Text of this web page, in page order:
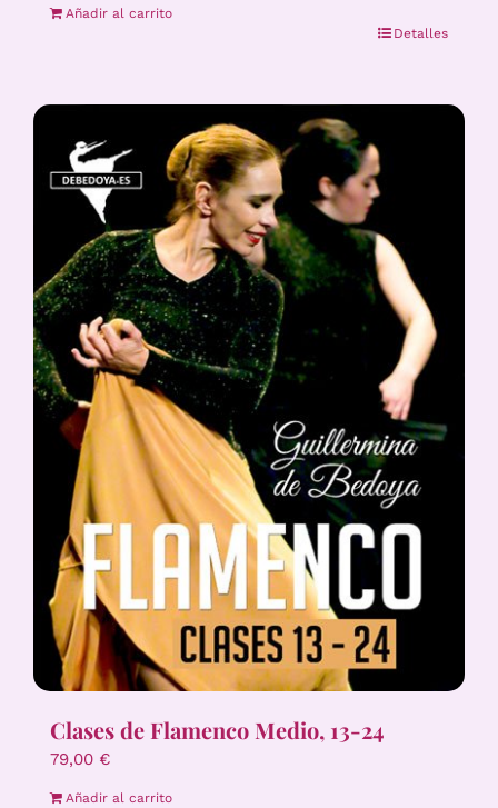
Añadir al carrito
Detalles
Clases de Flamenco Medio, 13-24
79,00 €
Añadir al carrito